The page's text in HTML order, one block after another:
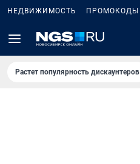
НЕДВИЖИМОСТЬ ПРОМОКОДЫ
Растет популярность дискаунтеров